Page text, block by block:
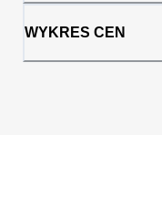
WYKRES CEN